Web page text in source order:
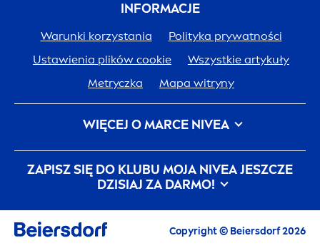
INFORMACJE
Warunki korzystania
Polityka prywatności
Ustawienia plików cookie
Wszystkie artykuły
Metryczka
Mapa witryny
WIĘCEJ O MARCE NIVEA
HistoriaNIVEA
Kariera w Beiersdorf
JEDNA SKÓRA. JEDNA PLANETA. JEDNA TROSKA.
ZAPISZ SIĘ DO KLUBU MOJA NIVEAJESZCZE
DZISIAJ ZA DARMO!
E-mail
Copyright © Beiersdorf 2026